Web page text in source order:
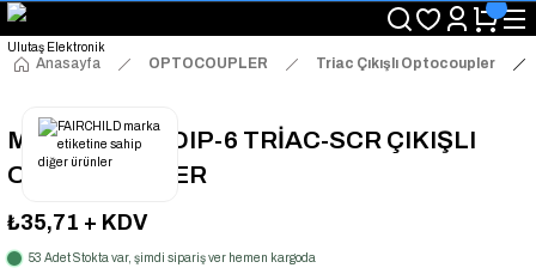
"Saat 14:00'a Kadar Verilen Siparişlerde Aynı Gün Kargo Avantajı!
"Binlerce Ürün Çeşitliliği ile Stoktan Hemen Teslim."
"Toptan Fiyatına Perakende Satış Avantajını Kaçırmayın!"
Anasayfa OPTOCOUPLER Triac Çıkışlı Optocoupler
MOC3042M PDIP-6 TRİAC-SCR ÇIKIŞLI
OPTOCOUPLER
₺35,71 + KDV
53 Adet Stokta var, şimdi sipariş ver hemen kargoda